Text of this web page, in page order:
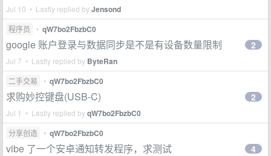
Jul 10 • Lastly replied byJensond
程序员 • qW7bo2FbzbC0
google 账户登录与数据同步是不是有设备数量限制
Jul 7 • Lastly replied by ByteRan
2
二手交易 • qW7bo2FbzbC0
求购妙控键盘(USB-C)
Jul 1 • Lastly replied byqW7bo2FbzbC0
2
分享创造 • qW7bo2FbzbC0
vibe 了一个安卓通知转发程序，求测试 4